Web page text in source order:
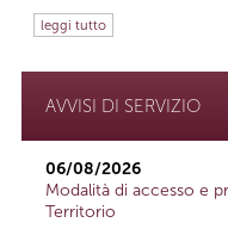
leggi tutto
AVVISI DI SERVIZIO
06/08/2026
Modalità di accesso e
Territorio